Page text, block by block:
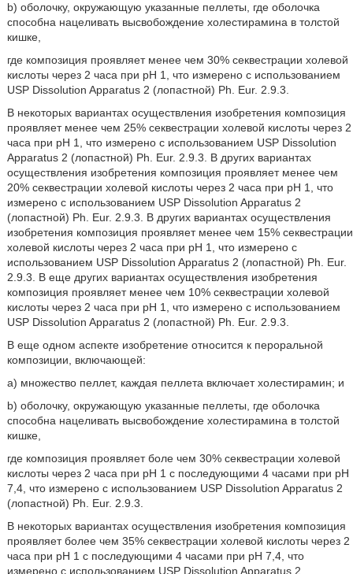
b) оболочку, окружающую указанные пеллеты, где оболочка
способна нацеливать высвобождение холестирамина в толстой
кишке,
где композиция проявляет менее чем 30% секвестрации холевой
кислоты через 2 часа при pH 1, что измерено с использованием
USP Dissolution Apparatus 2 (лопастной) Ph. Eur. 2.9.3.
В некоторых вариантах осуществления изобретения композиция
проявляет менее чем 25% секвестрации холевой кислоты через 2
часа при pH 1, что измерено с использованием USP Dissolution
Apparatus 2 (лопастной) Ph. Eur. 2.9.3. В других вариантах
осуществления изобретения композиция проявляет менее чем
20% секвестрации холевой кислоты через 2 часа при pH 1, что
измерено с использованием USP Dissolution Apparatus 2
(лопастной) Ph. Eur. 2.9.3. В других вариантах осуществления
изобретения композиция проявляет менее чем 15% секвестрации
холевой кислоты через 2 часа при pH 1, что измерено с
использованием USP Dissolution Apparatus 2 (лопастной) Ph. Eur.
2.9.3. В еще других вариантах осуществления изобретения
композиция проявляет менее чем 10% секвестрации холевой
кислоты через 2 часа при pH 1, что измерено с использованием
USP Dissolution Apparatus 2 (лопастной) Ph. Eur. 2.9.3.
В еще одном аспекте изобретение относится к пероральной
композиции, включающей:
a) множество пеллет, каждая пеллета включает холестирамин; и
b) оболочку, окружающую указанные пеллеты, где оболочка
способна нацеливать высвобождение холестирамина в толстой
кишке,
где композиция проявляет боле чем 30% секвестрации холевой
кислоты через 2 часа при pH 1 с последующими 4 часами при pH
7,4, что измерено с использованием USP Dissolution Apparatus 2
(лопастной) Ph. Eur. 2.9.3.
В некоторых вариантах осуществления изобретения композиция
проявляет более чем 35% секвестрации холевой кислоты через 2
часа при pH 1 с последующими 4 часами при pH 7,4, что
измерено с использованием USP Dissolution Apparatus 2